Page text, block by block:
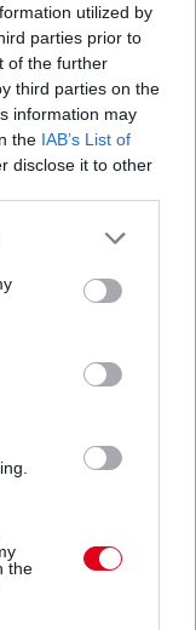
utilized by
parties prior to
of the further
third parties on the
information may
the IAB’s List of
disclose it to other
or more Google
You may click to
party tags to
in below Google
the
Két
előtt,
mintha megint
megállt és
élő Corvette-tel
lemaradása...
stop&go